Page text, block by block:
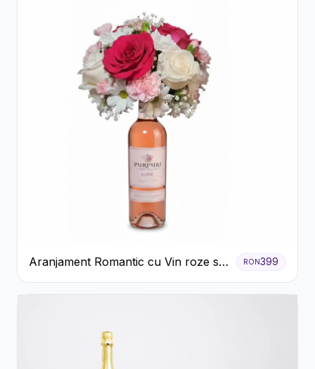
Aranjament Romantic cu Vin roze si
Flori pastel
RON399